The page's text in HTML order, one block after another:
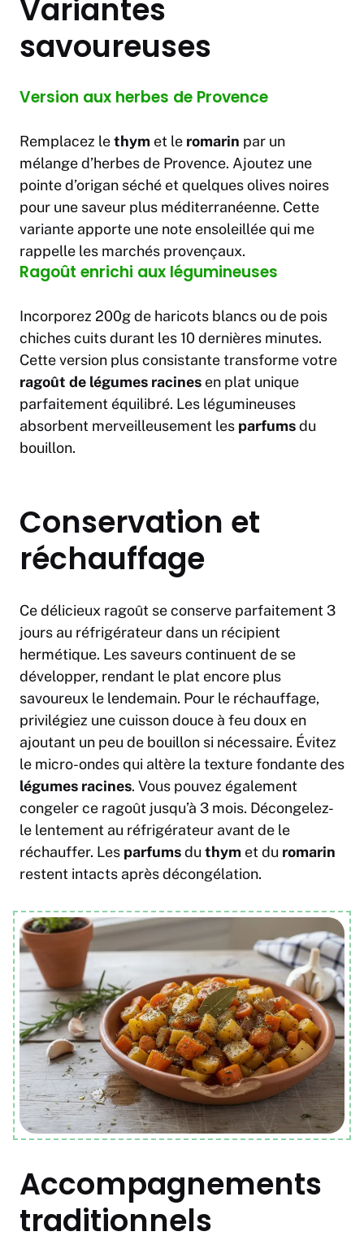
Variantes
savoureuses
Version aux herbes de Provence
Remplacez lethym et le romarin par un
mélange d’herbes de Provence. Ajoutez une
pointe d’origan séché et quelques olives noires
pour une saveur plus méditerranéenne. Cette
variante apporte une note ensoleillée qui me
rappelle les marchés provençaux.
Ragoût enrichi aux légumineuses
Incorporez 200g de haricots blancs ou de pois
chiches cuits durant les 10 dernières minutes.
Cette version plus consistante transforme votre
ragoût de légumes racines en plat unique
parfaitement équilibré. Les légumineuses
absorbent merveilleusement les parfumsdu
bouillon.
Conservation et
réchauffage
Ce délicieux ragoût se conserve parfaitement 3
jours au réfrigérateur dans un récipient
hermétique. Les saveurs continuent de se
développer, rendant le plat encore plus
savoureux le lendemain. Pour le réchauffage,
privilégiez une cuisson douce à feu doux en
ajoutant un peu de bouillon si nécessaire. Évitez
le micro-ondes qui altère la texture fondante des
légumes racines. Vous pouvez également
congeler ce ragoût jusqu’à 3 mois. Décongelez-
le lentement au réfrigérateur avant de le
réchauffer. Les parfumsdu thym et du romarin
restent intacts après décongélation.
Accompagnements
traditionnels